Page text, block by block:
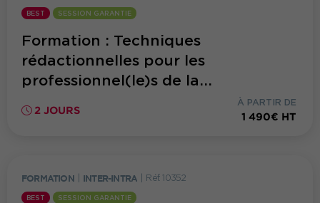
BEST SESSION GARANTIE
Formation : Techniques
rédactionnelles pour les
professionnel(le)s de la...
2 JOURS
À PARTIR DE
1 490€ HT
FORMATION INTER-INTRA Réf. 10352
BEST SESSION GARANTIE